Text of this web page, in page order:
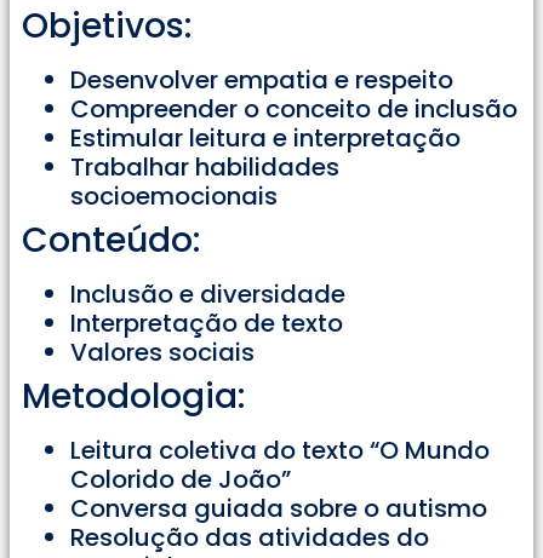
Objetivos:
Desenvolver empatia e respeito
Compreender o conceito de inclusão
Estimular leitura e interpretação
Trabalhar habilidades
socioemocionais
Conteúdo:
Inclusão e diversidade
Interpretação de texto
Valores sociais
Metodologia:
Leitura coletiva do texto “O Mundo
Colorido de João”
Conversa guiada sobre o autismo
Resolução das atividades do